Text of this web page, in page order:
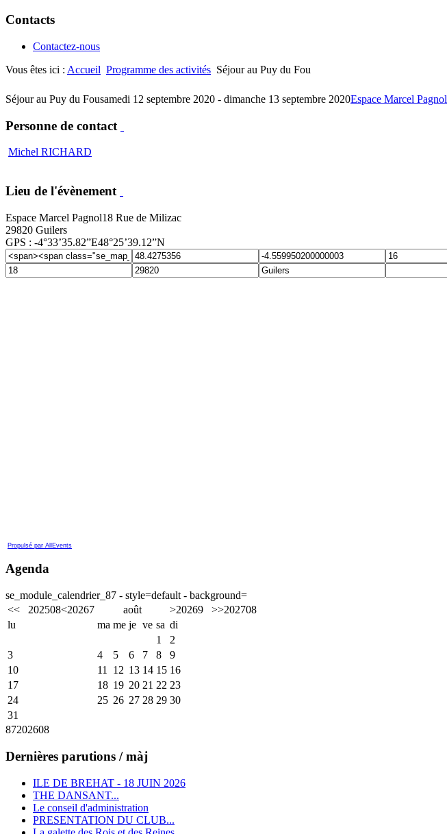
Contacts
Contactez-nous
Vous êtes ici : Accueil Programme des activités Séjour au Puy du Fou
Séjour au Puy du Fousamedi 12 septembre 2020 - dimanche 13 septembre 2020Espace Marcel Pagnol
Personne de contact
Michel RICHARD
Lieu de l'évènement
Espace Marcel Pagnol18 Rue de Milizac
29820 Guilers
GPS : -4°33’35.82”E48°25’39.12”N
Propulsé par AllEvents
Agenda
se_module_calendrier_87 - style=default - background=
<< 202508<20267 août >20269 >>202708
lu
ma me je ve sa di
1
2
3
4 5 6 7 8
9
10
11 12 13 14 15 16
17
18 19 20 21 22 23
24
25 26 27 28 29 30
31
87202608
Dernières parutions / màj
ILE DE BREHAT - 18 JUIN 2026
THE DANSANT...
Le conseil d'administration
PRESENTATION DU CLUB...